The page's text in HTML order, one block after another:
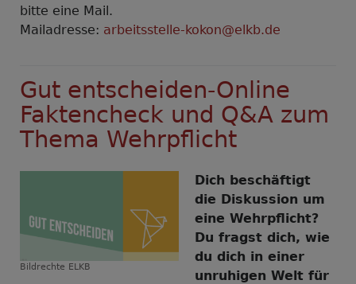
bitte eine Mail.
Mailadresse: arbeitsstelle-kokon@elkb.de
Gut entscheiden-Online
Faktencheck und Q&A zum
Thema Wehrpflicht
Bildrechte ELKB
Dich beschäftigt
die Diskussion um
eine Wehrpflicht?
Du fragst dich, wie
du dich in einer
unruhigen Welt für